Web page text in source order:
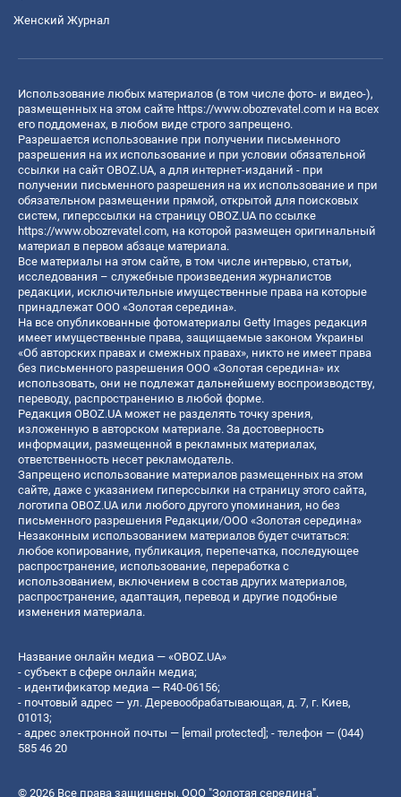
Женский Журнал
Использование любых материалов (в том числе фото- и видео-),
размещенных на этом сайте https://www.obozrevatel.com и на всех
его поддоменах, в любом виде строго запрещено.
Разрешается использование при получении письменного
разрешения на их использование и при условии обязательной
ссылки на сайт OBOZ.UA, а для интернет-изданий - при
получении письменного разрешения на их использование и при
обязательном размещении прямой, открытой для поисковых
систем, гиперссылки на страницу OBOZ.UA по ссылке
https://www.obozrevatel.com, на которой размещен оригинальный
материал в первом абзаце материала.
Все материалы на этом сайте, в том числе интервью, статьи,
исследования – служебные произведения журналистов
редакции, исключительные имущественные права на которые
принадлежат ООО «Золотая середина».
На все опубликованные фотоматериалы Getty Images редакция
имеет имущественные права, защищаемые законом Украины
«Об авторских правах и смежных правах», никто не имеет права
без письменного разрешения ООО «Золотая середина» их
использовать, они не подлежат дальнейшему воспроизводству,
переводу, распространению в любой форме.
Редакция OBOZ.UA может не разделять точку зрения,
изложенную в авторском материале. За достоверность
информации, размещенной в рекламных материалах,
ответственность несет рекламодатель.
Запрещено использование материалов размещенных на этом
сайте, даже с указанием гиперссылки на страницу этого сайта,
логотипа OBOZ.UA или любого другого упоминания, но без
письменного разрешения Редакции/ООО «Золотая середина»
Незаконным использованием материалов будет считаться:
любое копирование, публикация, перепечатка, последующее
распространение, использование, переработка с
использованием, включением в состав других материалов,
распространение, адаптация, перевод и другие подобные
изменения материала.
Название онлайн медиа — «OBOZ.UA»
- субъект в сфере онлайн медиа;
- идентификатор медиа — R40-06156;
- почтовый адрес — ул. Деревообрабатывающая, д. 7, г. Киев,
01013;
- адрес электронной почты — [email protected]; - телефон — (044)
585 46 20
© 2026 Все права защищены, ООО "Золотая середина".